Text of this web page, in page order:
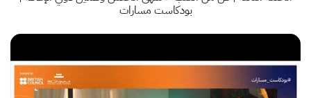
بودكاست مسارات